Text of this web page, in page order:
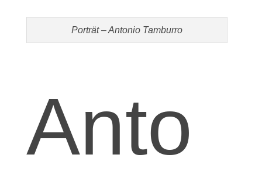
Porträt – Antonio Tamburro
Anto